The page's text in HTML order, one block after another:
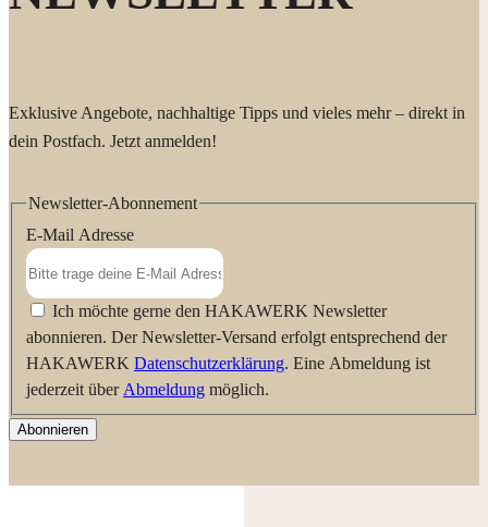
Exklusive Angebote, nachhaltige Tipps und vieles mehr – direkt in
dein Postfach. Jetzt anmelden!
Newsletter-Abonnement
E-Mail Adresse
Ich möchte gerne den HAKAWERK Newsletter
abonnieren. Der Newsletter-Versand erfolgt entsprechend der
HAKAWERK Datenschutzerklärung. Eine Abmeldung ist
jederzeit über Abmeldung möglich.
Abonnieren